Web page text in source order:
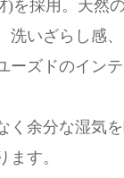
)を採用。天然
洗いざらし感
ーズドのイン
く余分な湿気
す。